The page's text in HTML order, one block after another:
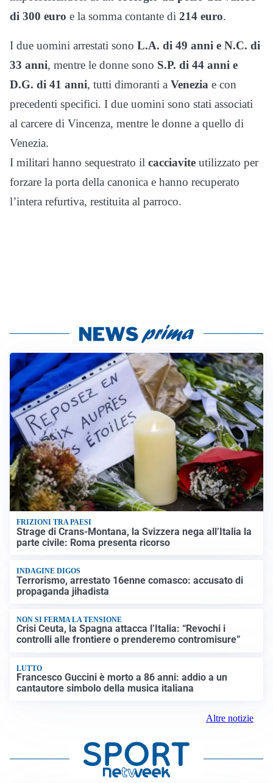
di 300 euro e la somma contante di 214 euro.
I due uomini arrestati sono L.A. di 49 anni e N.C. di
33 anni, mentre le donne sono S.P. di 44 anni e
D.G. di 41 anni, tutti dimoranti a Venezia e con
precedenti specifici. I due uomini sono stati associati
al carcere di Vincenza, mentre le donne a quello di
Venezia.
I militari hanno sequestrato il cacciavite utilizzato per
forzare la porta della canonica e hanno recuperato
l’intera refurtiva, restituita al parroco.
FRIZIONI TRA PAESI
Strage di Crans-Montana, la Svizzera nega all’Italia la
parte civile: Roma presenta ricorso
INDAGINE DIGOS
Terrorismo, arrestato 16enne comasco: accusato di
propaganda jihadista
NON SI FERMA LA TENSIONE
Crisi Ceuta, la Spagna attacca l’Italia: “Revochi i
controlli alle frontiere o prenderemo contromisure”
LUTTO
Francesco Guccini è morto a 86 anni: addio a un
cantautore simbolo della musica italiana
Altre notizie